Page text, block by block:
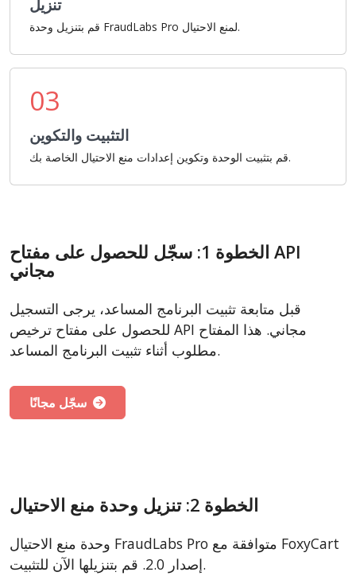
تنزيل
قم بتنزيل وحدة FraudLabs Pro لمنع الاحتيال.
03
التثبيت والتكوين
قم بتثبيت الوحدة وتكوين إعدادات منع الاحتيال الخاصة بك.
الخطوة 1: سجّل للحصول على مفتاح API
مجاني
قبل متابعة تثبيت البرنامج المساعد، يرجى التسجيل
للحصول على مفتاح ترخيص API مجاني. هذا المفتاح
مطلوب أثناء تثبيت البرنامج المساعد.
الخطوة 2: تنزيل وحدة منع الاحتيال
وحدة منع الاحتيال FraudLabs Pro متوافقة مع FoxyCart
إصدار 2.0. قم بتنزيلها الآن للتثبيت.